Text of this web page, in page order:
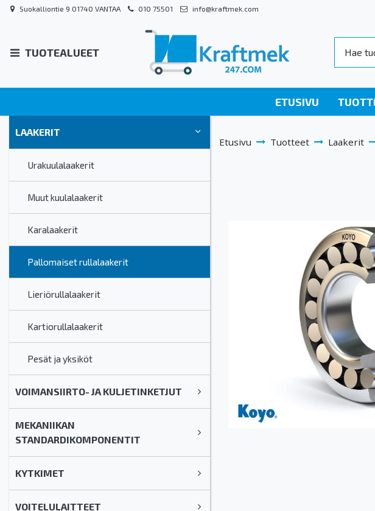
Suokalliontie 9 01740 VANTAA 010 75501 info@kraftmek.com
TUOTEALUEET
ETUSIVU
LAAKERIT
Urakuulalaakerit
Muut kuulalaakerit
Karalaakerit
Pallomaiset rullalaakerit
Lieriörullalaakerit
Kartiorullalaakerit
Pesät ja yksiköt
VOIMANSIIRTO- JA KULJETINKETJUT
MEKANIIKAN
STANDARDIKOMPONENTIT
KYTKIMET
VOITELULAITTEET
Etusivu Tuotteet Laakerit